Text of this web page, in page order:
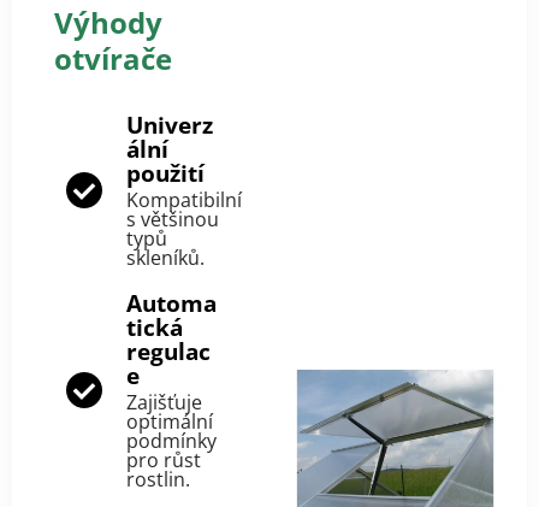
Výhody
otvírače
Univerz
ální
použití
Kompatibilní
s většinou
typů
skleníků.
Automa
tická
regulac
e
Zajišťuje
optimální
podmínky
pro růst
rostlin.